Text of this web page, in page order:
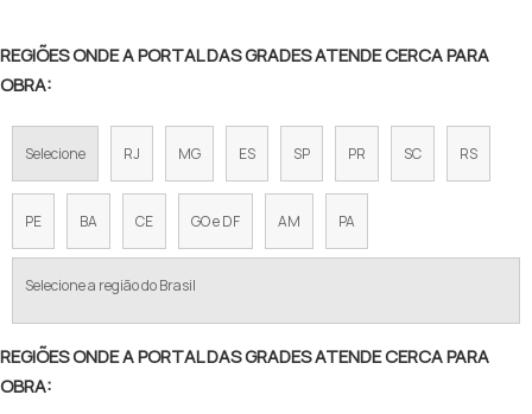
TELA DE FERRO PARA CERCA
TELA ALAMBRADO FIO 12
TELA DE ARAME GALVANIZADO PREÇO
VALOR DE TELA DE ALAMBRADO
ALAMBRADO PREÇO M2
REGIÕES ONDE A PORTAL DAS GRADES ATENDE CERCA PARA
OBRA:
Selecione RJ MG ES SP PR SC RS
PE BA CE GO e DF AM PA
Selecione a região do Brasil
REGIÕES ONDE A PORTAL DAS GRADES ATENDE CERCA PARA
OBRA: